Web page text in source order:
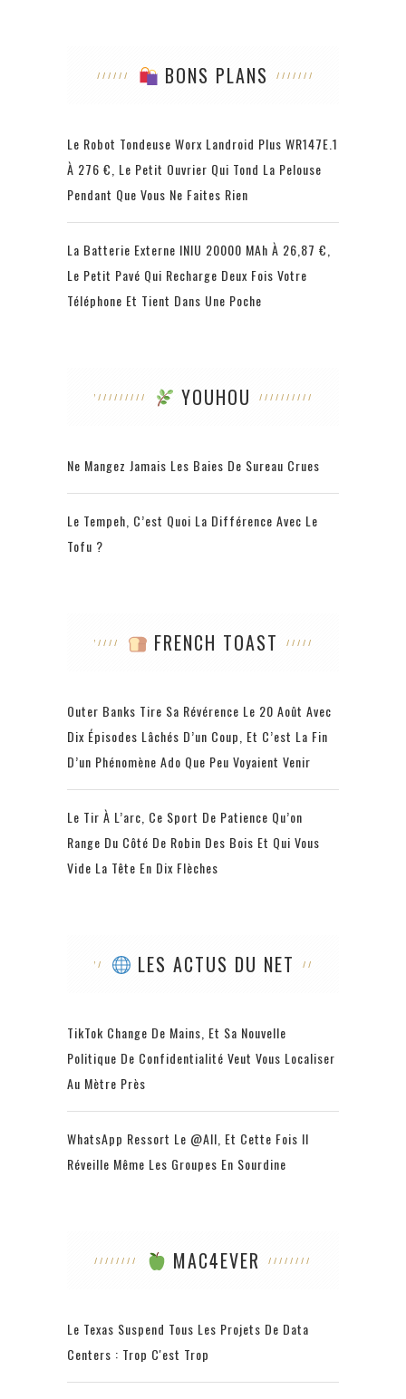
BONS PLANS
Le Robot Tondeuse Worx Landroid Plus WR147E.1
À 276 €, Le Petit Ouvrier Qui Tond La Pelouse
Pendant Que Vous Ne Faites Rien
La Batterie Externe INIU 20000 MAh À 26,87 €,
Le Petit Pavé Qui Recharge Deux Fois Votre
Téléphone Et Tient Dans Une Poche
YOUHOU
Ne Mangez Jamais Les Baies De Sureau Crues
Le Tempeh, C’est Quoi La Différence Avec Le
Tofu ?
FRENCH TOAST
Outer Banks Tire Sa Révérence Le 20 Août Avec
Dix Épisodes Lâchés D’un Coup, Et C’est La Fin
D’un Phénomène Ado Que Peu Voyaient Venir
Le Tir À L’arc, Ce Sport De Patience Qu’on
Range Du Côté De Robin Des Bois Et Qui Vous
Vide La Tête En Dix Flèches
LES ACTUS DU NET
TikTok Change De Mains, Et Sa Nouvelle
Politique De Confidentialité Veut Vous Localiser
Au Mètre Près
WhatsApp Ressort Le @all, Et Cette Fois Il
Réveille Même Les Groupes En Sourdine
MAC4EVER
Le Texas Suspend Tous Les Projets De Data
Centers : Trop C'est Trop